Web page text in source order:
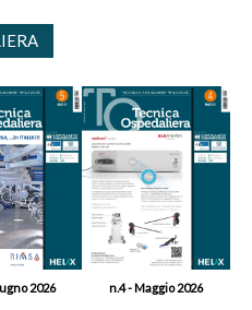
2026 n.4 - Maggio 2026